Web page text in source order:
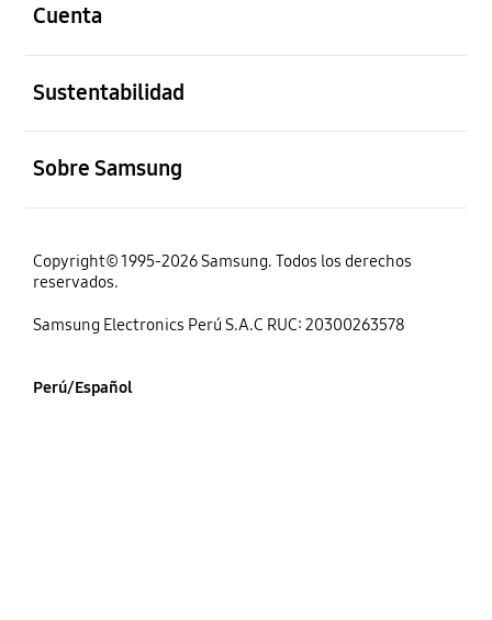
Cuenta
Sustentabilidad
Sobre Samsung
Copyright© 1995-2026 Samsung. Todos los derechos
reservados.
Samsung Electronics Perú S.A.C RUC: 20300263578
Perú/Español